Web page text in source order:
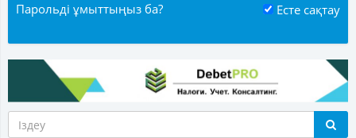
Парольді ұмыттыңыз ба? Есте сақтау